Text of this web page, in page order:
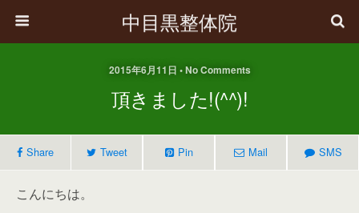
中目黒整体院
2015年6月11日 • No Comments
頂きました!(^^)!
Share Tweet Pin Mail SMS
こんにちは。